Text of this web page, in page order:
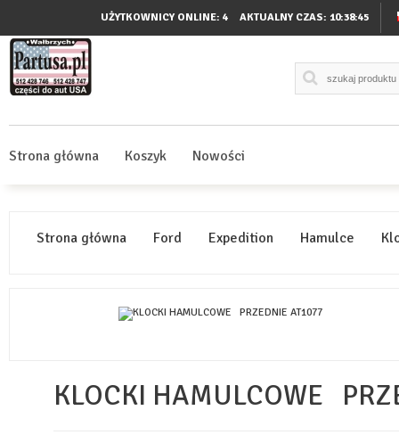
UŻYTKOWNICY ONLINE: 4 AKTUALNY CZAS: 10:38:45
Strona główna Koszyk Nowości
Strona główna Ford Expedition Hamulce
KLOCKI HAMULCOWE